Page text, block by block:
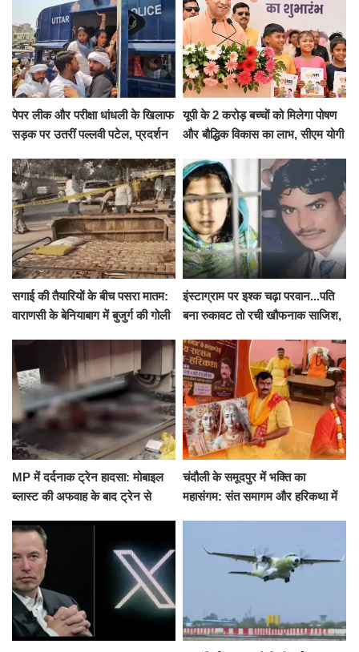
पेपर लीक और परीक्षा धांधली के खिलाफ
सड़क पर उतरीं पल्लवी पटेल, प्रदर्शन
यूपी के 2 करोड़ बच्चों को मिलेगा पोषण
और बौद्धिक विकास का लाभ, सीएम योगी
सगाई की तैयारियों के बीच पसरा मातम:
वाराणसी के बेनियाबाग में बुजुर्ग की गोली
इंस्टाग्राम पर इश्क चढ़ा परवान...पति
बना रुकावट तो रची खौफनाक साजिश,
के घाट
MP में दर्दनाक ट्रेन हादसा: मोबाइल
ब्लास्ट की अफवाह के बाद ट्रेन से
रौंदा, 4 की मौत
चंदौली के समूदपुर में भक्ति का
महासंगम: संत समागम और हरिकथा में